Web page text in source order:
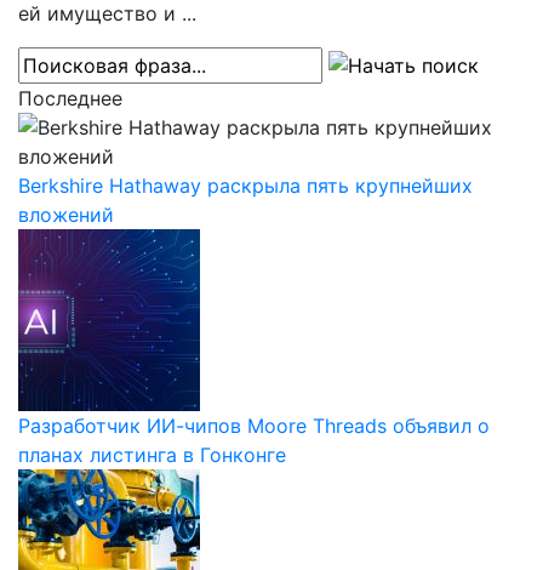
ей имущество и ...
Последнее
Berkshire Hathaway раскрыла пять крупнейших
вложений
Разработчик ИИ-чипов Moore Threads объявил о
планах листинга в Гонконге